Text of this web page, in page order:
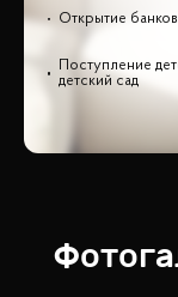
Открытие
Поступление
детский сад